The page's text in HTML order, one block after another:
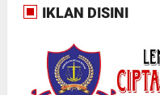
IKLAN DISINI